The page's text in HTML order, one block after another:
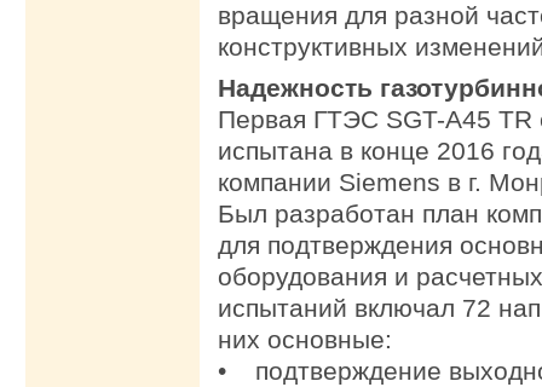
вращения для разной
конструктивных
Надежность
Первая ГТЭС SGT-A45 TR
испытана в конце 2016
компании Siemens в г.
Был разработан план
для подтверждения
оборудования и
испытаний включал 72
них основные:
• подтверждение